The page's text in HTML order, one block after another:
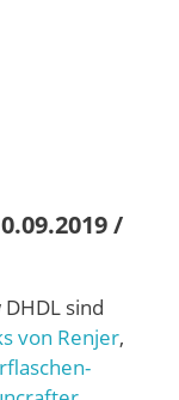
/
sind
von Renjer,